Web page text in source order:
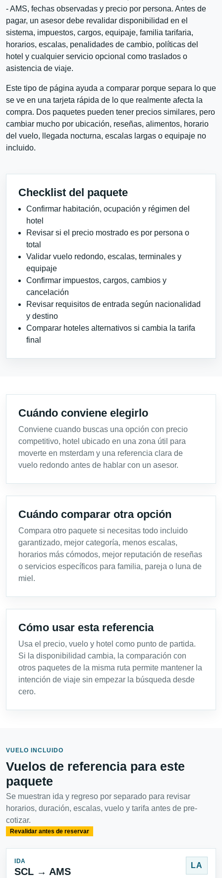
- AMS, fechas observadas y precio por persona. Antes de
pagar, un asesor debe revalidar disponibilidad en el
sistema, impuestos, cargos, equipaje, familia tarifaria,
horarios, escalas, penalidades de cambio, políticas del
hotel y cualquier servicio opcional como traslados o
asistencia de viaje.
Este tipo de página ayuda a comparar porque separa lo que
se ve en una tarjeta rápida de lo que realmente afecta la
compra. Dos paquetes pueden tener precios similares, pero
cambiar mucho por ubicación, reseñas, alimentos, horario
del vuelo, llegada nocturna, escalas largas o equipaje no
incluido.
Checklist del paquete
Confirmar habitación, ocupación y régimen del
hotel
Revisar si el precio mostrado es por persona o
total
Validar vuelo redondo, escalas, terminales y
equipaje
Confirmar impuestos, cargos, cambios y
cancelación
Revisar requisitos de entrada según nacionalidad
y destino
Comparar hoteles alternativos si cambia la tarifa
final
Cuándo conviene elegirlo
Conviene cuando buscas una opción con precio
competitivo, hotel ubicado en una zona útil para
moverte en msterdam y una referencia clara de
vuelo redondo antes de hablar con un asesor.
Cuándo comparar otra opción
Compara otro paquete si necesitas todo incluido
garantizado, mejor categoría, menos escalas,
horarios más cómodos, mejor reputación de reseñas
o servicios específicos para familia, pareja o luna de
miel.
Cómo usar esta referencia
Usa el precio, vuelo y hotel como punto de partida.
Si la disponibilidad cambia, la comparación con
otros paquetes de la misma ruta permite mantener la
intención de viaje sin empezar la búsqueda desde
cero.
VUELO INCLUIDO
Vuelos de referencia para este
paquete
Se muestran ida y regreso por separado para revisar
horarios, duración, escalas, vuelo y tarifa antes de pre-
cotizar.
Revalidar antes de reservar
IDA
SCL → AMS
LA